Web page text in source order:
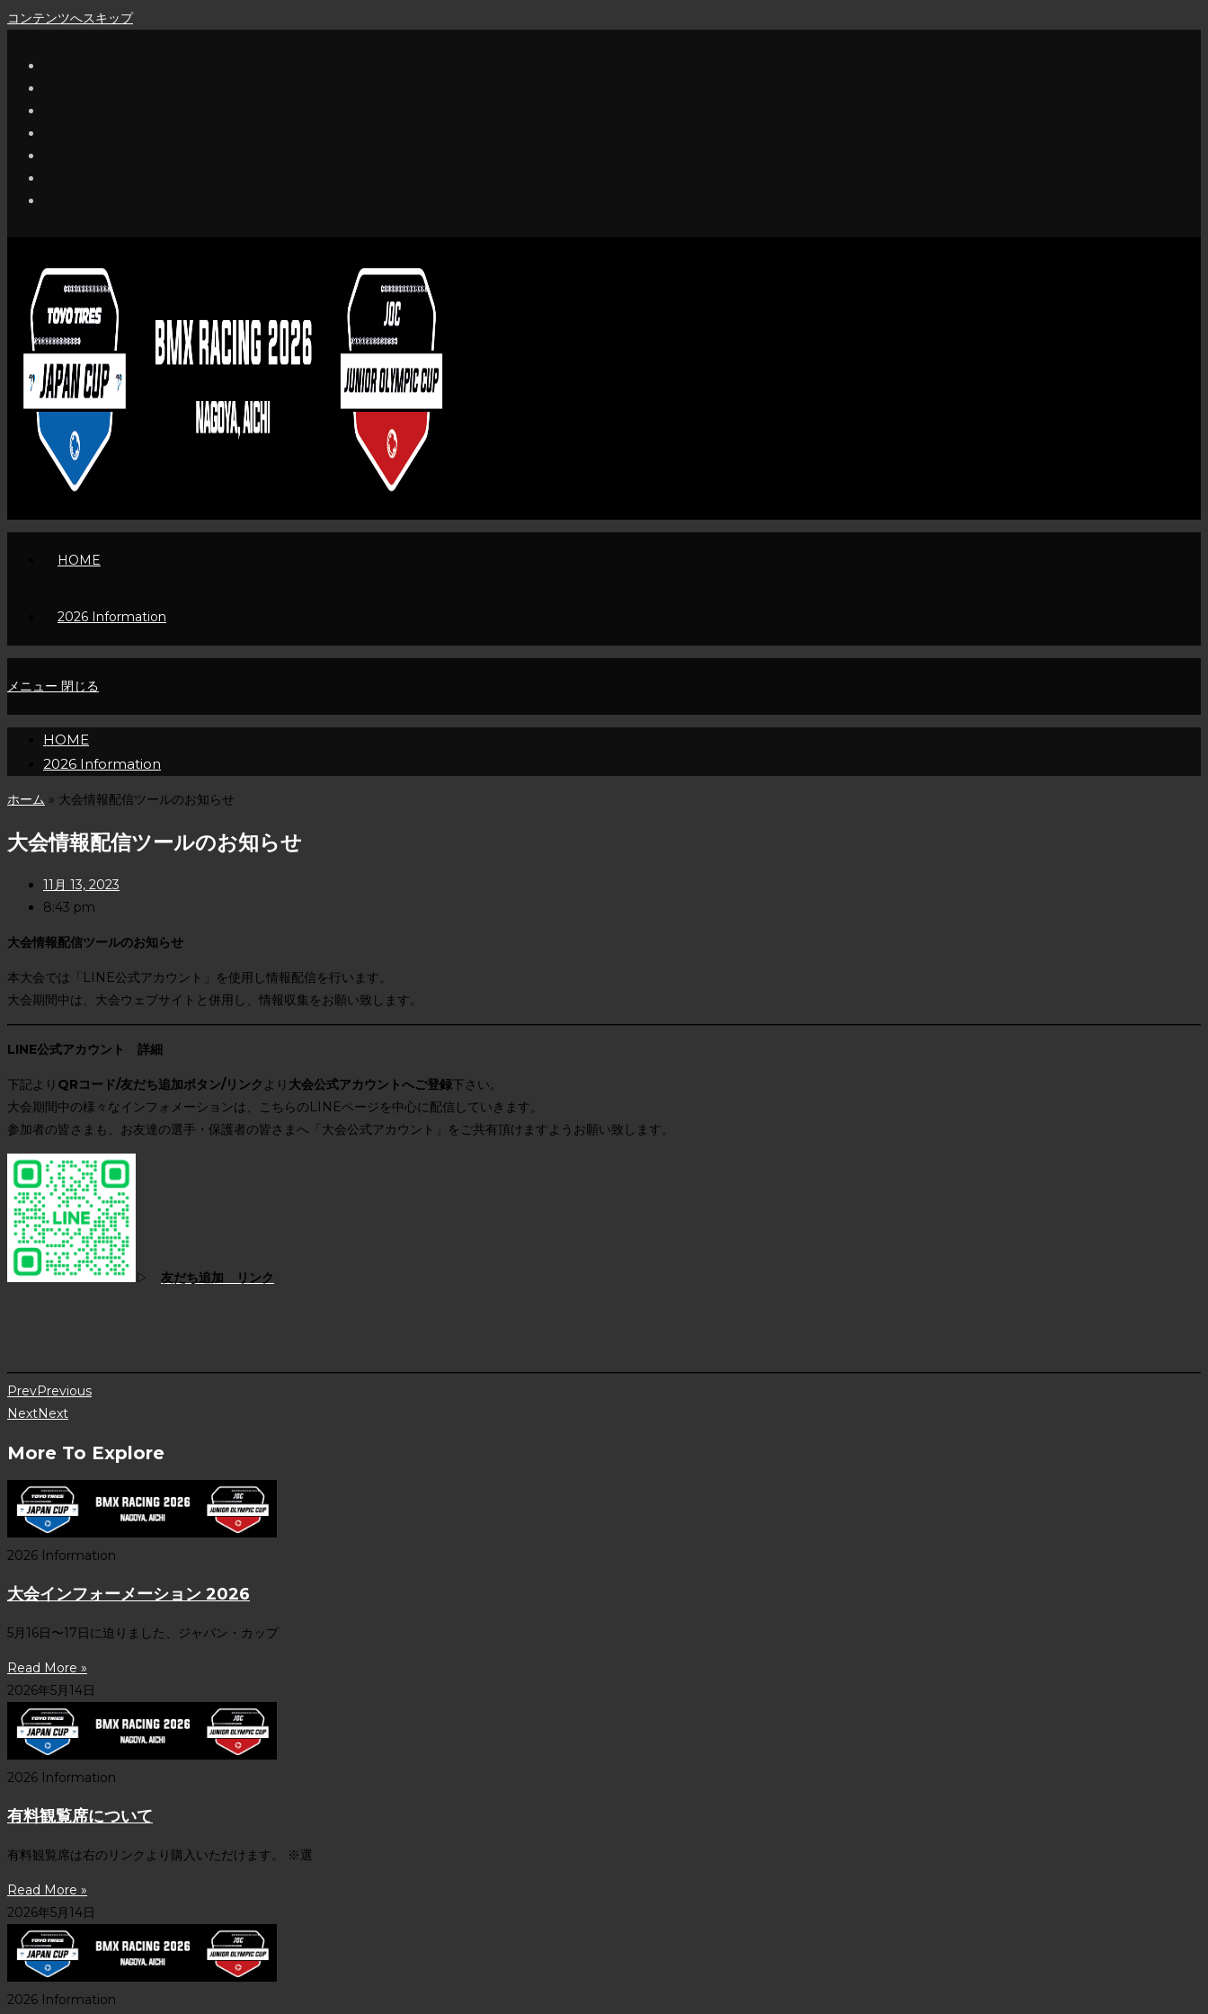
コンテンツへスキップ
HOME
2026 Information
メニュー 閉じる
HOME
2026 Information
ホーム » 大会情報配信ツールのお知らせ
大会情報配信ツールのお知らせ
11月 13, 2023
8:43 pm
大会情報配信ツールのお知らせ
本大会では「LINE公式アカウント」を使用し情報配信を行います。
大会期間中は、大会ウェブサイトと併用し、情報収集をお願い致します。
LINE公式アカウント 詳細
下記より QRコード/友だち追加ボタン/リンク より 大会公式アカウントへご登録下さい。
大会期間中の様々なインフォメーションは、こちらのLINEページを中心に配信していきます。
参加者の皆さまも、お友達の選手・保護者の皆さまへ「大会公式アカウント」をご共有頂けますようお願い致します。
▷ 友だち追加 リンク
PrevPrevious
NextNext
More To Explore
2026 Information
大会インフォーメーション 2026
5月16日〜17日に迫りました、ジャパン・カップ
Read More »
2026年5月14日
2026 Information
有料観覧席について
有料観覧席は右のリンクより購入いただけます。 ※選
Read More »
2026年5月14日
2026 Information